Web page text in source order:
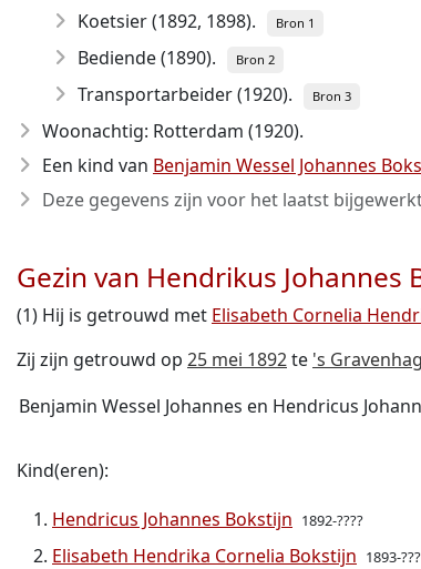
Koetsier (1892, 1898).
Bron 1
Bediende (1890). Bron 2
Transportarbeider (1920). Bron 3
Woonachtig: Rotterdam (1920).
Een kind van Benjamin Wessel Johannes
Deze gegevens zijn voor het laatst
Gezin van Hendrikus Johannes
(1) Hij is getrouwd met Elisabeth Cornelia
Zij zijn getrouwd op 25 mei 1892te 's
Benjamin Wessel Johannes en Hendricus
Kind(eren):
Hendricus Johannes Bokstijn 1892-????
Elisabeth Hendrika Cornelia Bokstijn 1893-